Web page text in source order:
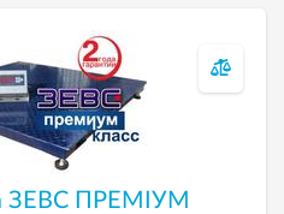
ЗЕВС ПРЕМІУМ